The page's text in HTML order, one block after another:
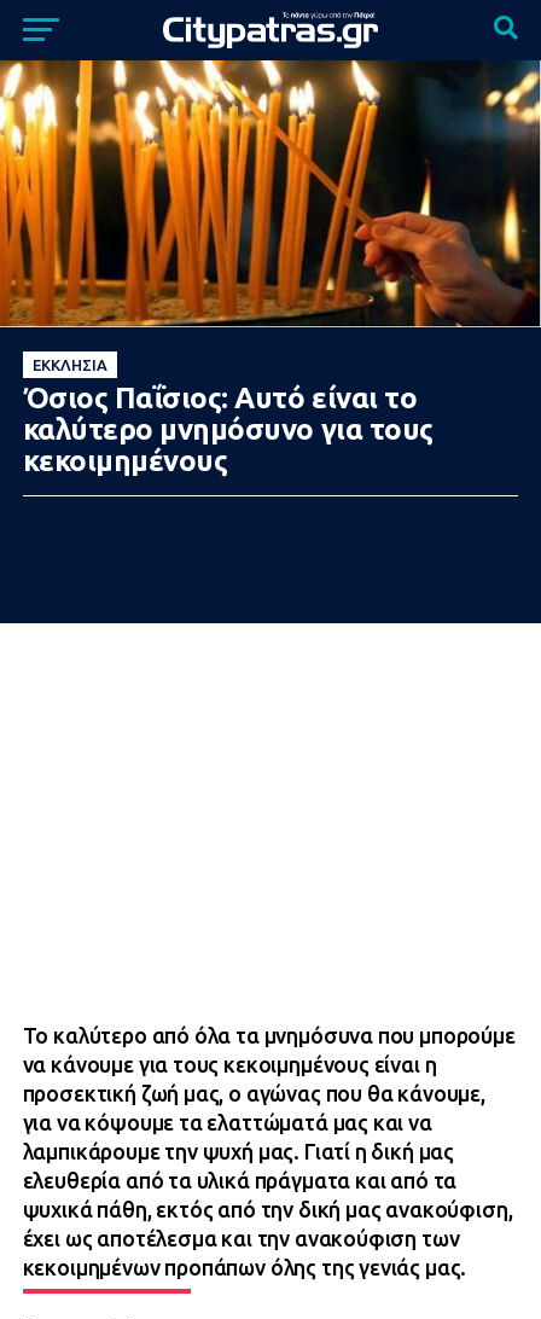
ΕΚΚΛΗΣΊΑ
Όσιος Παΐσιος: Αυτό είναι το
καλύτερο μνημόσυνο για τους
κεκοιμημένους
Το καλύτερο από όλα τα μνημόσυνα που μπορούμε
να κάνουμε για τους κεκοιμημένους είναι η
προσεκτική ζωή μας, ο αγώνας που θα κάνουμε,
για να κόψουμε τα ελαττώματά μας και να
λαμπικάρουμε την ψυχή μας. Γιατί η δική μας
ελευθερία από τα υλικά πράγματα και από τα
ψυχικά πάθη, εκτός από την δική μας ανακούφιση,
έχει ως αποτέλεσμα και την ανακούφιση των
κεκοιμημένων προπάπων όλης της γενιάς μας.